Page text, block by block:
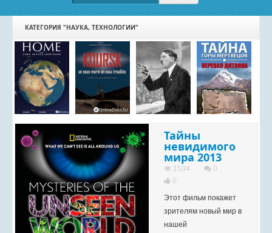
КАРТА САЙТА
КОНТАКТЫ
КАТЕГОРИЯ "НАУКА, ТЕХНОЛОГИИ"
Тайны
невидимого
мира 2013
1534
0
0
Этот фильм покажет
зрителям новый мир в
нашей